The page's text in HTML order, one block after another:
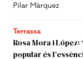
Pilar Màrquez
Terrassa
Rosa Mora i López:
popular és